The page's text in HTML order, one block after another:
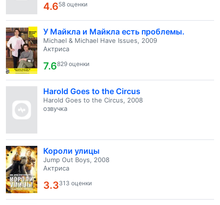
4.658 оценки
У Майкла и Майкла есть проблемы.
Michael & Michael Have Issues, 2009
Актриса
7.6829 оценки
Harold Goes to the Circus
Harold Goes to the Circus, 2008
озвучка
Короли улицы
Jump Out Boys, 2008
Актриса
3.3313 оценки